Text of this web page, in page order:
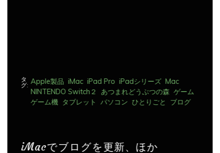
グ:
Apple製品 iMac iPad Pro iPadシリーズ
Mac
NINTENDO Switch２
あつまれどうぶつの森
ゲーム
ゲーム機
タブレット パソコン ひとりごと ブログ
iMacでブログを更新、ほか